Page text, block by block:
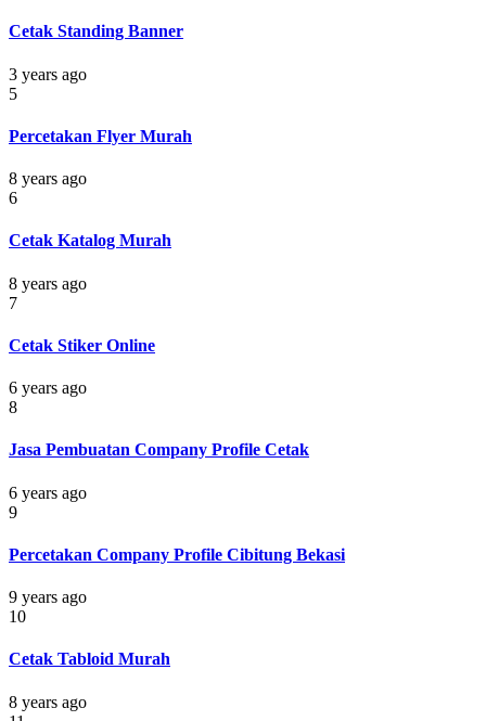
Cetak Standing Banner
3 years ago
5
Percetakan Flyer Murah
8 years ago
6
Cetak Katalog Murah
8 years ago
7
Cetak Stiker Online
6 years ago
8
Jasa Pembuatan Company Profile Cetak
6 years ago
9
Percetakan Company Profile Cibitung Bekasi
9 years ago
10
Cetak Tabloid Murah
8 years ago